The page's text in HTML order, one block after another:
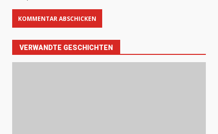
VERWANDTE GESCHICHTEN